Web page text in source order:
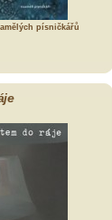
písničkářů